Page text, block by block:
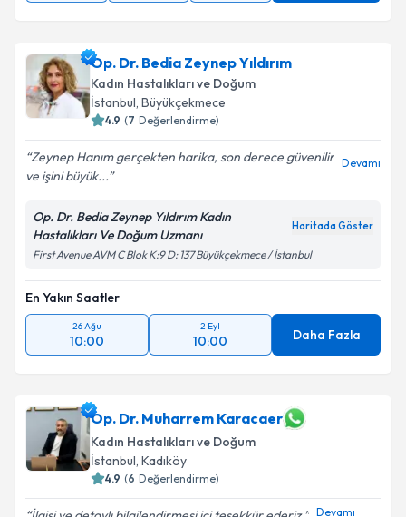
Op. Dr. Bedia Zeynep Yıldırım
Kadın Hastalıkları ve Doğum
İstanbul, Büyükçekmece
4.9 (7 Değerlendirme)
Zeynep Hanım gerçekten harika, son derece güvenilir
ve işini büyük...
Devamı
Op. Dr. Bedia Zeynep Yıldırım Kadın
Hastalıkları Ve Doğum Uzmanı
Haritada Göster
First Avenue AVM C Blok K:9 D: 137 Büyükçekmece / İstanbul
En Yakın Saatler
26 Ağu
10:00
2 Eyl
10:00 Daha Fazla
Op. Dr. Muharrem Karacaer
Kadın Hastalıkları ve Doğum
İstanbul, Kadıköy
4.9 (6 Değerlendirme)
Devamı